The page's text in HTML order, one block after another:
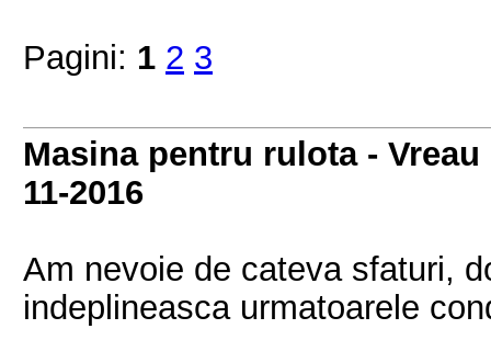
Pagini: 1 2 3
Masina pentru rulota -
11-2016
Am nevoie de cateva sfaturi,
indeplineasca urmatoarele